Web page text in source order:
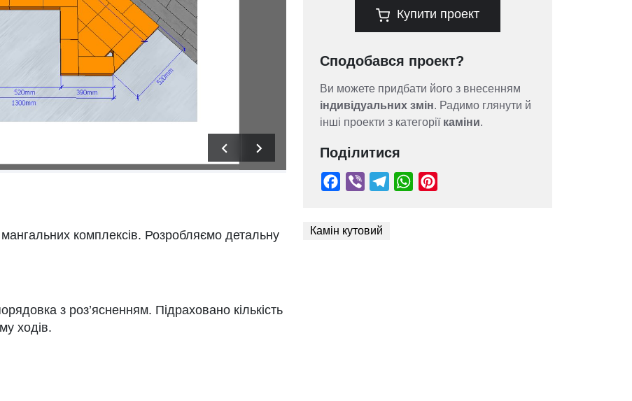
комплексів. Розробляємо детальну
з роз’ясненням. Підраховано кількість
ходів.
Купити проект
Сподобався проект?
Ви можете придбати його з внесенням
індивідуальних змін. Радимо глянути й
інші проекти з категорії каміни.
Поділитися
Камін кутовий